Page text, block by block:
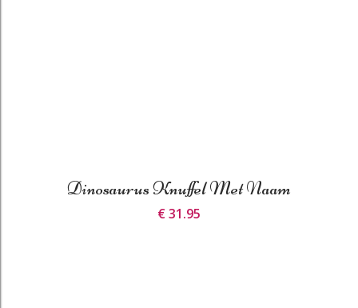
Dinosaurus Knuffel Met Naam
€ 31.95